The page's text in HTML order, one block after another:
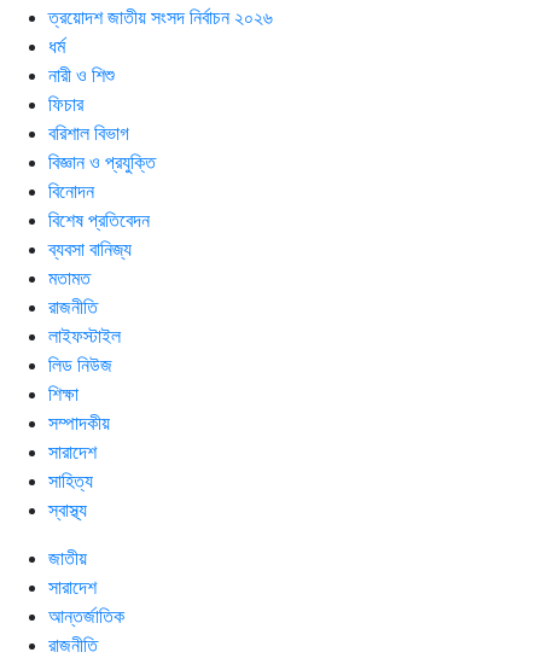
ত্রয়োদশ জাতীয় সংসদ নির্বাচন ২০২৬
ধর্ম
নারী ও শিশু
ফিচার
বরিশাল বিভাগ
বিজ্ঞান ও প্রযুক্তি
বিনোদন
বিশেষ প্রতিবেদন
ব্যবসা বানিজ্য
মতামত
রাজনীতি
লাইফস্টাইল
লিড নিউজ
শিক্ষা
সম্পাদকীয়
সারাদেশ
সাহিত্য
স্বাস্থ্য
জাতীয়
সারাদেশ
আন্তর্জাতিক
রাজনীতি